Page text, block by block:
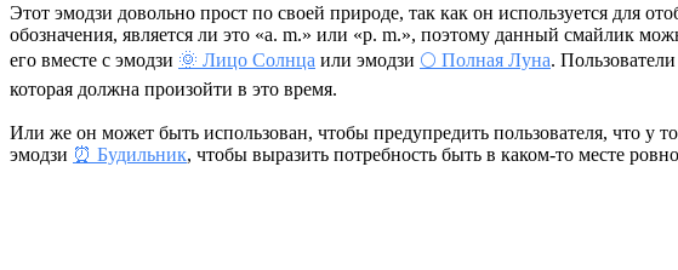
Этот эмодзи довольно прост по своей природе, так как он используется для
обозначения, является ли это «a. m.» или «p. m.», поэтому данный смайлик
его вместе с эмодзи 🌞 Лицо Солнца или эмодзи 🌕 Полная Луна.
которая должна произойти в это время.
Или же он может быть использован, чтобы предупредить пользователя, что у
эмодзи ⏰ Будильник, чтобы выразить потребность быть в каком-то месте